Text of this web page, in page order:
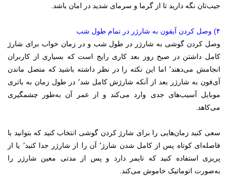
جیب‌تان نگه دارید تا از گرما و سرمای شدید در امان باشد.
۴) وصل کردن آیفون به شارژر در تمام طول شب
وصل کردن گوشی به شارژر در طول شب و در زمان خواب برای شارژ
کامل داشتن در صبح روز بعد کاری رایج است که بسیاری از کاربران
انجامش می‌دهند٬ اما این نکته را در نظر داشته باشید که متصل ماندن
آی‌فون به شارژر بعد از آنکه شارژش کامل شد٬ در طول زمان به باتری
موبایل آسیب‌های جدی وارد می‌کند و از عمر آن به‌طور چشمگیری
می‌کاهد.
سعی کنید زمان‌هایی را برای شارژ کردن گوشی انتخاب کنید که بتوانید با
فاصله‌ای کوتاه پس از کامل شدن شارژ٬ آن را از شارژر جدا کنید٬ یا از
پریزی استفاده کنید که تایمر دارد و پس از مدتی معین شارژر را
به‌صورت اتوماتیک خاموش می‌کند.